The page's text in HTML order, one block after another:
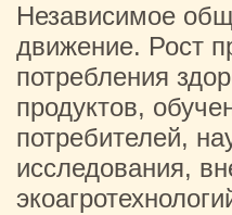
Независимое
движение. Рост
потребления
продуктов,
потребителей,
исследования,